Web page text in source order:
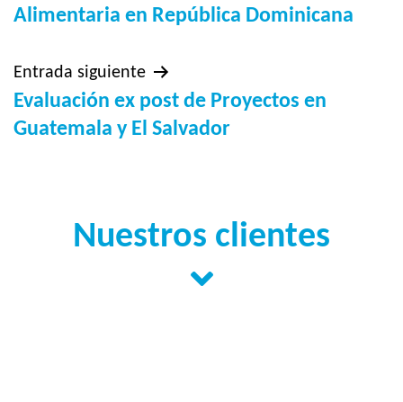
Alimentaria en República Dominicana
Entrada siguiente
Evaluación ex post de Proyectos en
Guatemala y El Salvador
Nuestros clientes